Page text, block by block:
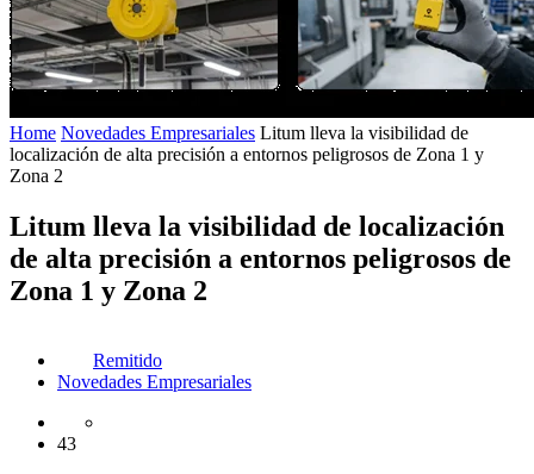
Home Novedades Empresariales Litum lleva la visibilidad de
localización de alta precisión a entornos peligrosos de Zona 1 y
Zona 2
Litum lleva la visibilidad de localización
de alta precisión a entornos peligrosos de
Zona 1 y Zona 2
Remitido
Novedades Empresariales
43